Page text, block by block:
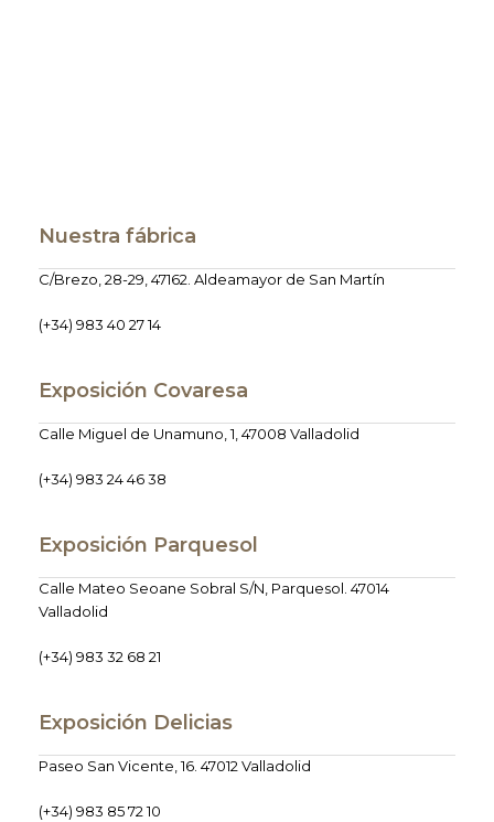
Nuestra fábrica
C/Brezo, 28-29, 47162. Aldeamayor de San Martín
(+34) 983 40 27 14
Exposición Covaresa
Calle Miguel de Unamuno, 1, 47008 Valladolid
(+34) 983 24 46 38
Exposición Parquesol
Calle Mateo Seoane Sobral S/N, Parquesol. 47014
Valladolid
(+34) 983 32 68 21
Exposición Delicias
Paseo San Vicente, 16. 47012 Valladolid
(+34) 983 85 72 10